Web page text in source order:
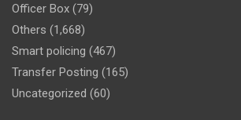
Officer Box (79)
Others (1,668)
Smart policing (467)
Transfer Posting (165)
Uncategorized (60)